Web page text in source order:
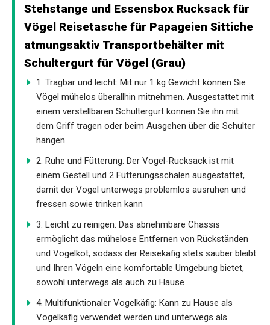
Stehstange und Essensbox Rucksack für
Vögel Reisetasche für Papageien Sittiche
atmungsaktiv Transportbehälter mit
Schultergurt für Vögel (Grau)
1. Tragbar und leicht: Mit nur 1 kg Gewicht können Sie
Vögel mühelos überallhin mitnehmen. Ausgestattet mit
einem verstellbaren Schultergurt können Sie ihn mit
dem Griff tragen oder beim Ausgehen über die Schulter
hängen
2. Ruhe und Fütterung: Der Vogel-Rucksack ist mit
einem Gestell und 2 Fütterungsschalen ausgestattet,
damit der Vogel unterwegs problemlos ausruhen und
fressen sowie trinken kann
3. Leicht zu reinigen: Das abnehmbare Chassis
ermöglicht das mühelose Entfernen von Rückständen
und Vogelkot, sodass der Reisekäfig stets sauber bleibt
und Ihren Vögeln eine komfortable Umgebung bietet,
sowohl unterwegs als auch zu Hause
4. Multifunktionaler Vogelkäfig: Kann zu Hause als
Vogelkäfig verwendet werden und unterwegs als